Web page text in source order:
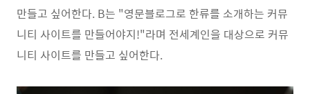
만들고 싶어한다. B는 "영문블로그로 한류를 소개하는 커뮤
니티 사이트를 만들어야지!"라며 전세계인을 대상으로 커뮤
니티 사이트를 만들고 싶어한다.